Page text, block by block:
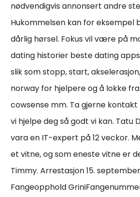
nødvendigvis annonsert andre
Hukommelsen kan for eksempel
dårlig hørsel. Fokus vil være på
dating historier beste dating
slik som stopp, start,
norway for hjelpere og å lokke
cowsense mm. Ta gjerne kontakt
vi hjelpe deg så godt vi kan. Tatu
vara en IT-expert på 12 veckor.
et vitne, og som eneste vitne er
Timmy. Arrestasjon 15.
Fangeopphold